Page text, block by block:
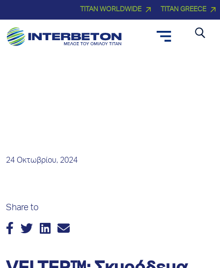
TITAN WORLDWIDE TITAN GREECE
24 Οκτωβρίου, 2024
Share to